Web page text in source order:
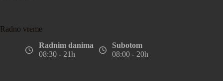
Radno vreme
Radnim danima
08:30 - 21h
Subotom
08:00 - 20h